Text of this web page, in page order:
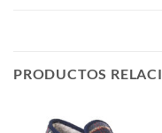
PRODUCTOS